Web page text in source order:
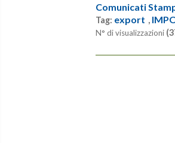
Comunicati
Tag: export ,
N° di visualizzazioni